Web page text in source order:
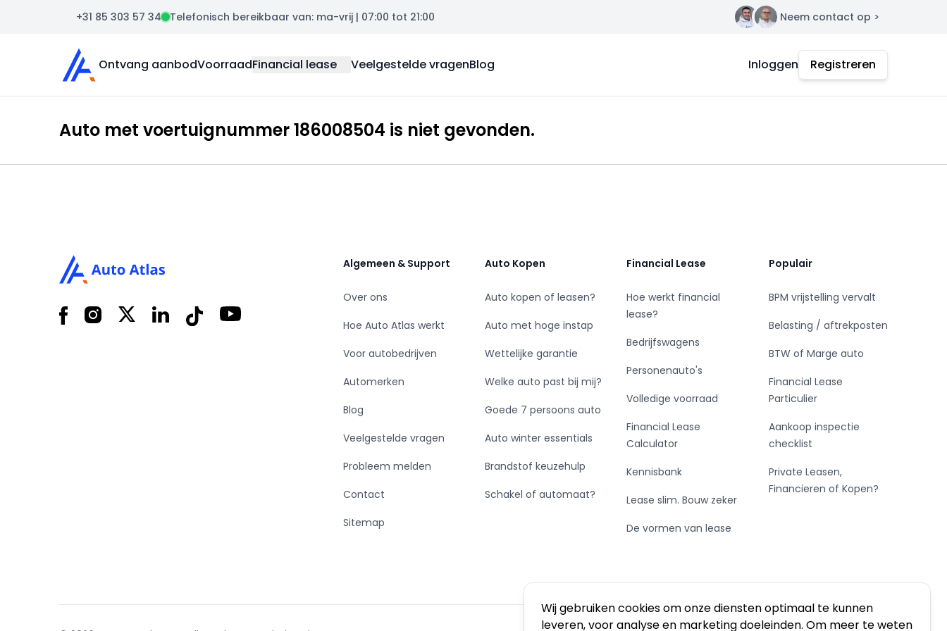
Wij gebruiken cookies om onze diensten optimaal te kunnen
leveren, voor analyse en marketing doeleinden. Om meer te weten
+31 85 303 57 34 Telefonisch bereikbaar van: ma-vrij | 07:00 tot 21:00 Contact Neem contact op >
Auto Atlas
Ontvang aanbodVoorraadFinancial lease Veelgestelde vragenBlog Inloggen Registreren
Auto met voertuignummer 186008504 is niet gevonden.
FacebookInstagram
X LinkedInTiktok YouTube
Algemeen & Support
Over ons
Hoe Auto Atlas werkt
Voor autobedrijven
Automerken
Blog
Veelgestelde vragen
Probleem melden
Contact
Sitemap
Auto Kopen
Auto kopen of leasen?
Auto met hoge instap
Wettelijke garantie
Welke auto past bij mij?
Goede 7 persoons auto
Auto winter essentials
Brandstof keuzehulp
Schakel of automaat?
Financial Lease
Hoe werkt financial
lease?
Bedrijfswagens
Personenauto's
Volledige voorraad
Financial Lease
Calculator
Kennisbank
Lease slim. Bouw zeker
De vormen van lease
Populair
BPM vrijstelling vervalt
Belasting / aftrekposten
BTW of Marge auto
Financial Lease
Particulier
Aankoop inspectie
checklist
Private Leasen,
Financieren of Kopen?